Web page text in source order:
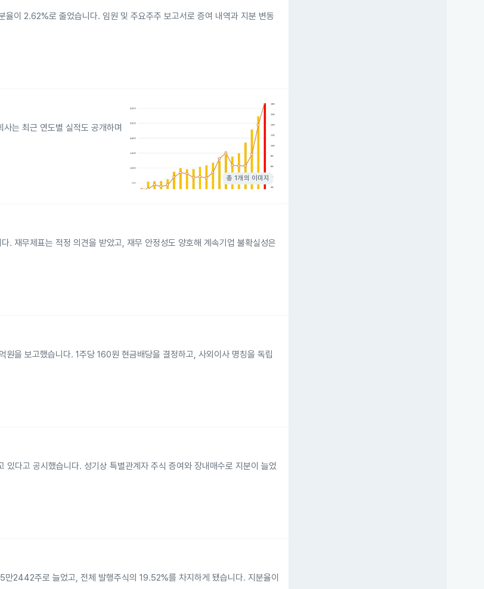
이 2.62%로 줄었습니다. 임원 및 주요주주 보고서로 증여 내역과 지분 변동
는 최근 연도별 실적도 공개하며
총 1개의 이미지
. 재무제표는 적정 의견을 받았고, 재무 안정성도 양호해 계속기업 불확실성은
을 보고했습니다. 1주당 160원 현금배당을 결정하고, 사외이사 명칭을 독립
다고 공시했습니다. 성기상 특별관계자 주식 증여와 장내매수로 지분이 늘었
2442주로 늘었고, 전체 발행주식의 19.52%를 차지하게 됐습니다. 지분율이